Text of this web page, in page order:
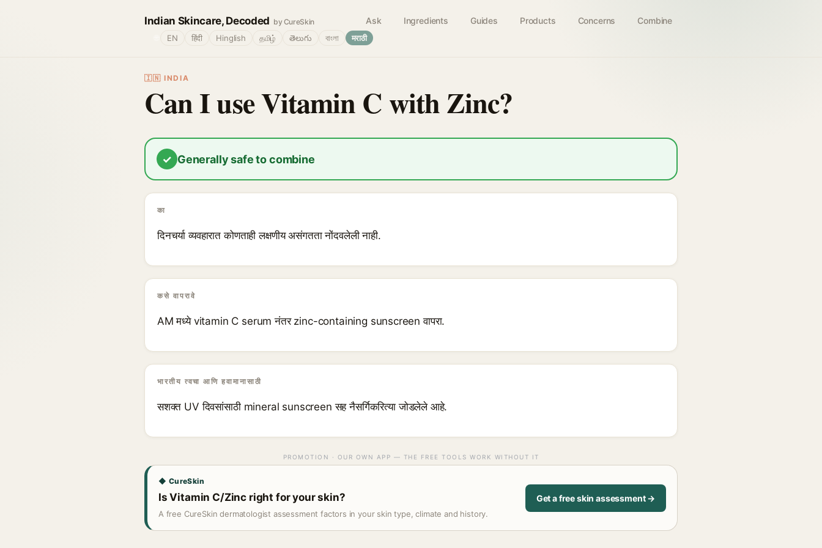
Indian Skincare, Decoded by CureSkin Ask Ingredients Guides Products Concerns Combine
EN हिंदी Hinglish தமிழ் తెలుగు বাংলা मराठी
🇮🇳 INDIA
Can I use Vitamin C with Zinc?
✓ Generally safe to combine
का
दिनचर्या व्यवहारात कोणताही लक्षणीय असंगतता नोंदवलेली नाही.
कसे वापरावे
AM मध्ये vitamin C serum नंतर zinc-containing sunscreen वापरा.
भारतीय त्वचा आणि हवामानासाठी
सशक्त UV दिवसांसाठी mineral sunscreen सह नैसर्गिकरित्या जोडलेले आहे.
PROMOTION · OUR OWN APP — THE FREE TOOLS WORK WITHOUT IT
◆ CureSkin
Is Vitamin C/Zinc right for your skin?
A free CureSkin dermatologist assessment factors in your skin type, climate and history.
Get a free skin assessment →